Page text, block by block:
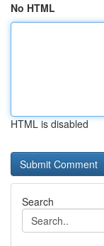
No HTML
HTML is disabled
Search